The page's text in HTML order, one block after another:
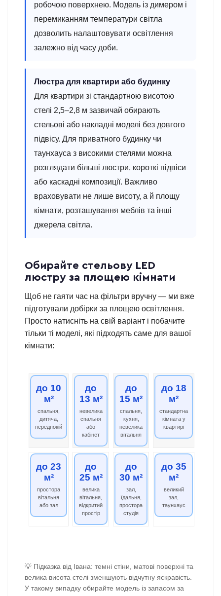
робочою поверхнею. Модель із димером і
перемиканням температури світла
дозволить налаштовувати освітлення
залежно від часу доби.
Люстра для квартири або будинку
Для квартири зі стандартною висотою
стелі 2,5–2,8 м зазвичай обирають
стельові або накладні моделі без довгого
підвісу. Для приватного будинку чи
таунхауса з високими стелями можна
розглядати більші люстри, короткі підвіси
або каскадні композиції. Важливо
враховувати не лише висоту, а й площу
кімнати, розташування меблів та інші
джерела світла.
Обирайте стельову LED
люстру за площею кімнати
Щоб не гаяти час на фільтри вручну — ми вже
підготували добірки за площею освітлення.
Просто натисніть на свій варіант і побачите
тільки ті моделі, які підходять саме для вашої
кімнати:
до 10
м²
спальня,
дитяча,
передпокій
до
13 м²
невелика
спальня
або
кабінет
до
15 м²
спальня,
кухня,
невелика
вітальня
до 18
м²
стандартна
кімната у
квартирі
до 23
м²
простора
вітальня
або зал
до
25 м²
велика
вітальня,
відкритий
простір
до
30 м²
зал,
їдальня,
простора
студія
до 35
м²
великий
зал,
таунхаус
💡 Підказка від Івана: темні стіни, матові поверхні та
велика висота стелі зменшують відчутну яскравість.
У такому випадку обирайте модель із запасом за